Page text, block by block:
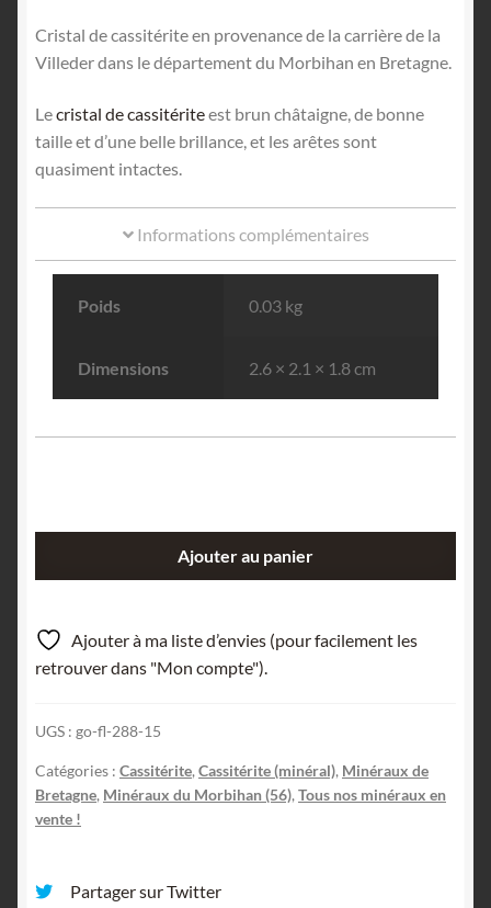
Cristal de cassitérite en provenance de la carrière de la
Villeder dans le département du Morbihan en Bretagne.
Lecristal de cassitériteest brun châtaigne, de bonne
taille et d’une belle brillance, et les arêtes sont
quasiment intactes.
Informations complémentaires
Poids 0.03 kg
Dimensions 2.6 × 2.1 × 1.8 cm
Carrière
de
la
Morbihan,
Bretagne.
Ajouter au panier
Ajouter à ma liste d’envies (pour facilement les
retrouver dans "Mon compte").
UGS : go-fl-288-15
Catégories : Cassitérite, Cassitérite (minéral), Minéraux de
Bretagne, Minéraux du Morbihan (56), Tous nos minéraux en
vente !
Partager sur Twitter